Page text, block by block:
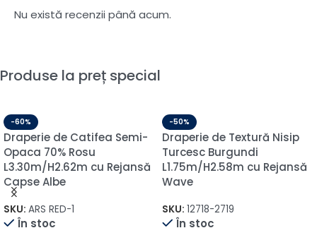
Nu există recenzii până acum.
Produse la preț special
-60%
Draperie de Catifea Semi-
Opaca 70% Rosu
L3.30m/H2.62m cu Rejansă
Capse Albe
SKU: ARS RED-1
În stoc
-50%
Draperie de Textură Nisip
Turcesc Burgundi
L1.75m/H2.58m cu Rejansă
Wave
SKU: 12718-2719
În stoc